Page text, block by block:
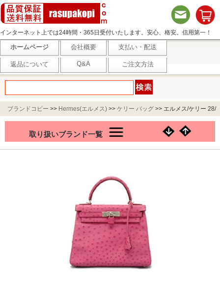
インターネット上では24時間・365日受付いたします。安心、格安。信用第一！
ホームページ 会社概要 支払い・配送
返品について Q&A ご注文方法
ブランドコピー >> Hermes(エルメス) >> ケリー バッグ >> エルメス/ケリー 28/
取り扱いブランド一覧